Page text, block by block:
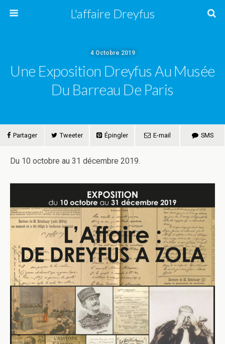
L'affaire Dreyfus
4 Octobre 2019
Une Exposition Dreyfus Au Musée
Du Barreau De Paris
Partager Tweeter Épingler E-mail SMS
Du 10 octobre au 31 décembre 2019.